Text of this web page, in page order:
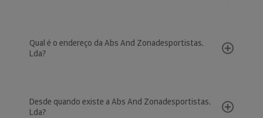
Qual é o endereço da Abs And Zonadesportistas,
Lda?
Desde quando existe a Abs And Zonadesportistas,
Lda?